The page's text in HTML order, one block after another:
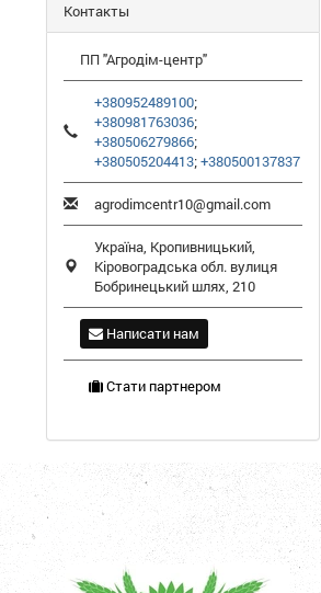
Контакты
ПП "Агродім-центр"
+380952489100;
+380981763036;
+380506279866;
+380505204413;+380500137837
agrodimcentr10@gmail.com
Україна, Кропивницький,
Кіровоградська обл. вулиця
Бобринецький шлях, 210
Написати нам
Стати партнером